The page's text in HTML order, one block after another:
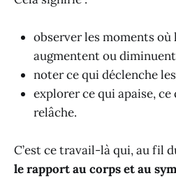
observer les moments où
augmentent ou
noter ce qui déclenche
explorer ce qui apaise,
relâche.
C’est ce travail-là qui, au fil
le rapport au corps et au